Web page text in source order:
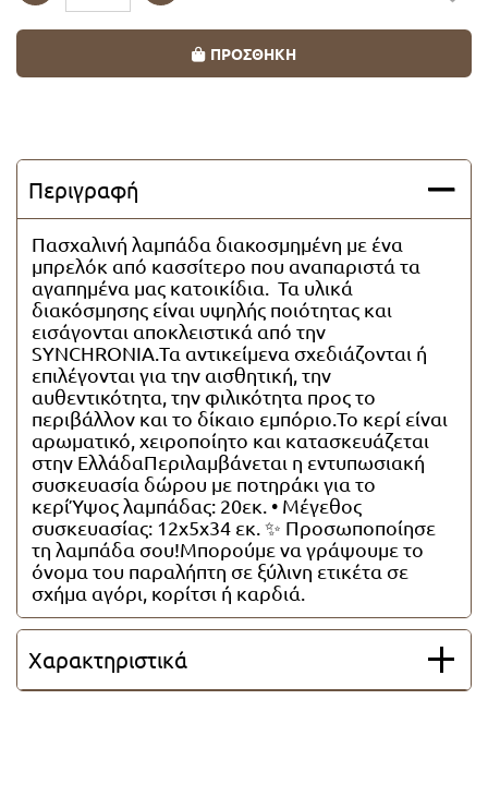
Λαμπάδες Super Ήρωες
Λαμπάδες Vintage
Λαμπάδες με καρδιές
Λαμπάδες με πορσελάνη
Λαμπάδες Οικολογικές
Λαμπάδες Θαλασσινά θέματα
Λαμπάδες με μπρελόκ
Όλες οι λαμπάδες
ΠΡΟΣΘΗΚΗ
Περιγραφή
Πασχαλινή λαμπάδα διακοσμημένη με ένα
μπρελόκ από κασσίτερο που αναπαριστά τα
αγαπημένα μας κατοικίδια. Τα υλικά
διακόσμησης είναι υψηλής ποιότητας και
εισάγονται αποκλειστικά από την
SYNCHRONIA.Τα αντικείμενα σχεδιάζονται ή
επιλέγονται για την αισθητική, την
αυθεντικότητα, την φιλικότητα προς το
περιβάλλον και το δίκαιο εμπόριο.Το κερί είναι
αρωματικό, χειροποίητο και κατασκευάζεται
στην ΕλλάδαΠεριλαμβάνεται η εντυπωσιακή
συσκευασία δώρου με ποτηράκι για το
κερίΎψος λαμπάδας: 20εκ. • Μέγεθος
συσκευασίας: 12x5x34 εκ. ✨ Προσωποποίησε
τη λαμπάδα σου!Μπορούμε να γράψουμε το
όνομα του παραλήπτη σε ξύλινη ετικέτα σε
σχήμα αγόρι, κορίτσι ή καρδιά.
Χαρακτηριστικά